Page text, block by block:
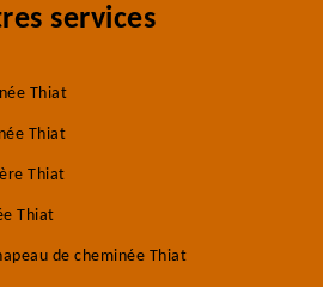
services
Thiat
Thiat
Thiat
Thiat
de cheminée Thiat